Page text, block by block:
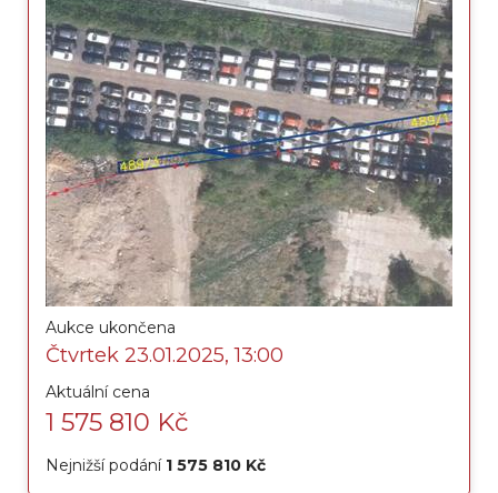
Aukce ukončena
Čtvrtek 23.01.2025, 13:00
Aktuální cena
1 575 810 Kč
Nejnižší podání 1 575 810 Kč